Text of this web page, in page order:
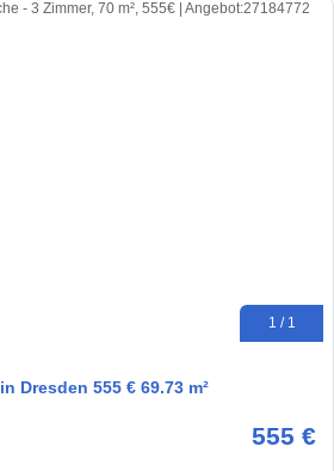
1 / 1
Dresden 555 € 69.73 m²
555 €